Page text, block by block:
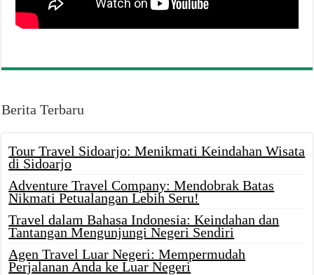
Berita Terbaru
Tour Travel Sidoarjo: Menikmati Keindahan Wisata
di Sidoarjo
Adventure Travel Company: Mendobrak Batas
Nikmati Petualangan Lebih Seru!
Travel dalam Bahasa Indonesia: Keindahan dan
Tantangan Mengunjungi Negeri Sendiri
Agen Travel Luar Negeri: Mempermudah
Perjalanan Anda ke Luar Negeri